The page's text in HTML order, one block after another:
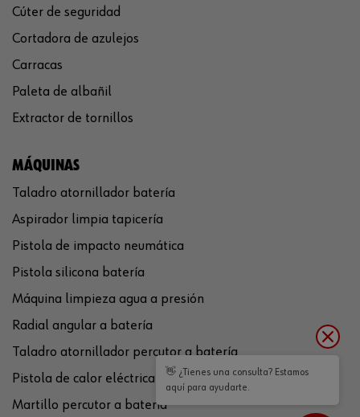
Cúter de seguridad
Cortadora de azulejos
Carracas
Paleta de albañil
Extractor de tornillos
MÁQUINAS
Taladro atornillador batería
Aspirador limpia tapicería
Pistola de impacto neumática
Pistola silicona batería
Máquina limpieza agua a presión
Radial angular a batería
Taladro atornillador percutor a batería
Pistola de calor eléctrica
Martillo percutor a batería
👋 ¿Tienes una consulta? Estamos
aquí para ayudarte.